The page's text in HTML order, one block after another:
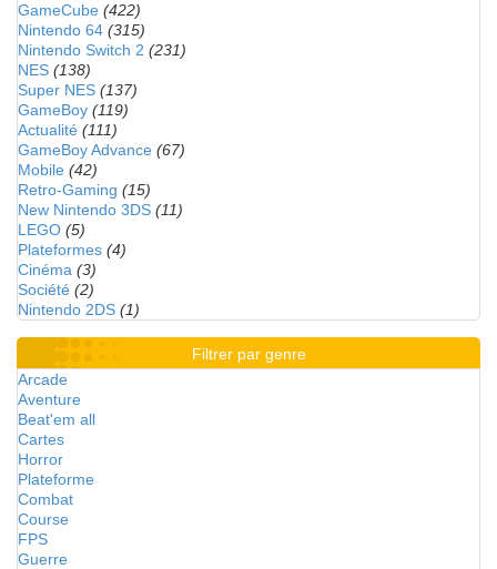
GameCube (422)
Nintendo 64 (315)
Nintendo Switch 2 (231)
NES (138)
Super NES (137)
GameBoy (119)
Actualité (111)
GameBoy Advance (67)
Mobile (42)
Retro-Gaming (15)
New Nintendo 3DS (11)
LEGO (5)
Plateformes (4)
Cinéma (3)
Société (2)
Nintendo 2DS (1)
Filtrer par genre
Arcade
Aventure
Beat'em all
Cartes
Horror
Plateforme
Combat
Course
FPS
Guerre